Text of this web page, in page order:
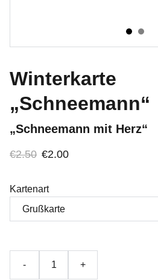
Winterkarte
„Schneemann“
„Schneemann mit Herz“
€2.50 €2.00
Kartenart
- +